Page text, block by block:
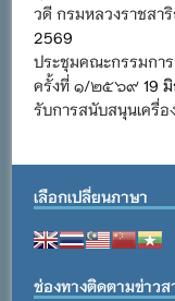
วดี กรมหลวงราชสา
2569
ประชุมคณะกรรมการ
ครั้งที่ ๑/๒๕๖๙ 19
รับการสนับสนุนเครื่อ
เลือกเปลี่ยนภาษา
ช่องทางติดตามข่าวส